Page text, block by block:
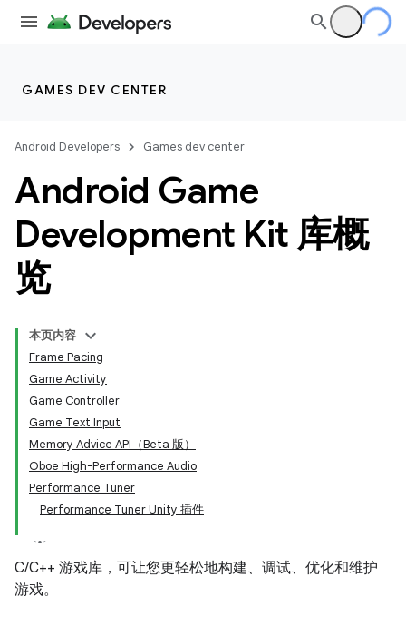
GAMES DEV CENTER
Android Developers Games dev center
Android Game
Development Kit 库概
览
本页内容
Frame Pacing
Game Activity
Game Controller
Game Text Input
Memory Advice API（Beta 版）
Oboe High-Performance Audio
Performance Tuner
Performance Tuner Unity 插件
C/C++ 游戏库，可让您更轻松地构建、调试、优化和维护
游戏。